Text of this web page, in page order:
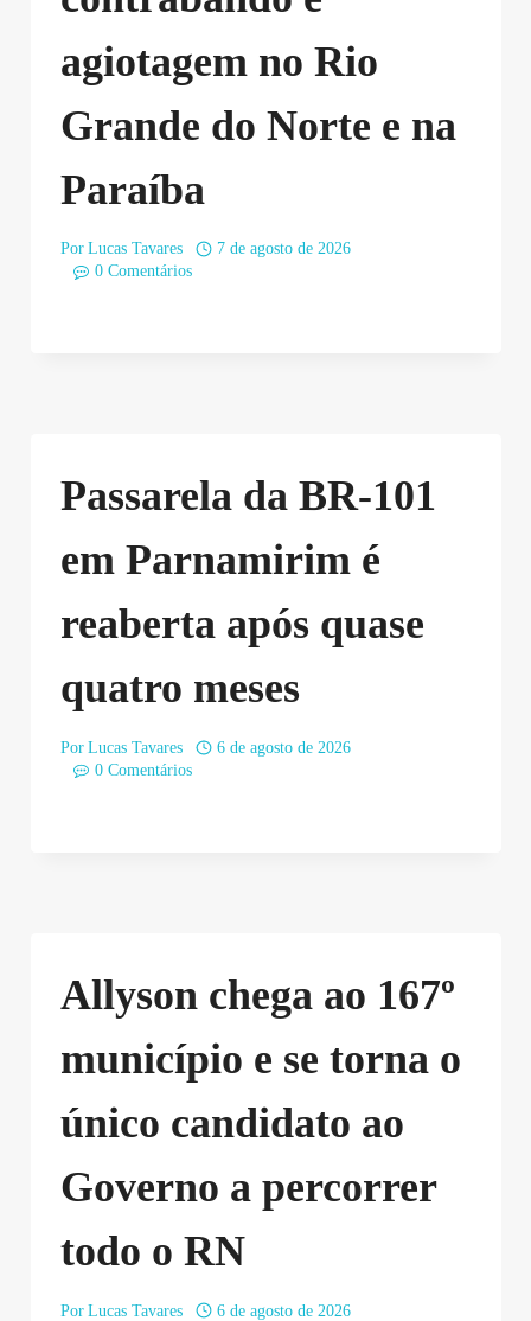
agiotagem no Rio
Grande do Norte e na
Paraíba
Por Lucas Tavares
7 de agosto de 2026
0 Comentários
Passarela da BR-101
em Parnamirim é
reaberta após quase
quatro meses
Por Lucas Tavares
6 de agosto de 2026
0 Comentários
Allyson chega ao 167º
município e se torna o
único candidato ao
Governo a percorrer
todo o RN
Por Lucas Tavares
6 de agosto de 2026